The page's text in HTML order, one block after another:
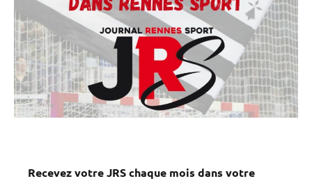
Recevez votre JRS chaque mois dans votre